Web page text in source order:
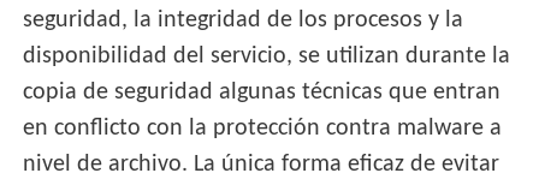
seguridad, la integridad de los procesos y la
disponibilidad del servicio, se utilizan durante la
copia de seguridad algunas técnicas que entran
en conflicto con la protección contra malware a
nivel de archivo. La única forma eficaz de evitar